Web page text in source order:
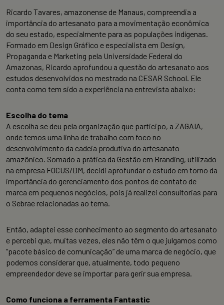
Ricardo Tavares, amazonense de Manaus, compreendia a
importância do artesanato para a movimentação econômica
do seu estado, especialmente para as populações indígenas.
Formado em Design Gráfico e especialista em Design,
Propaganda e Marketing pela Universidade Federal do
Amazonas, Ricardo aprofundou a questão do artesanato aos
estudos desenvolvidos no mestrado na CESAR School. Ele
conta como tem sido a experiência na entrevista abaixo:
Escolha do tema
A escolha se deu pela organização que participo, a ZAGAIA,
onde temos uma linha de trabalho com foco no
desenvolvimento da cadeia produtiva do artesanato
amazônico. Somado a prática da Gestão em Branding, utilizado
na empresa FOCUS/DM, decidi aprofundar o estudo em torno da
importância do gerenciamento dos pontos de contato de
marca em pequenos negócios, pois já realizei consultorias para
o Sebrae relacionadas ao tema.
Então, adaptei esse conhecimento ao segmento do artesanato
e percebi que, muitas vezes, eles não têm o que julgamos como
“pacote básico de comunicação” de uma marca de negócio, que
podemos considerar que, atualmente, todo pequeno
empreendedor deve se importar para gerir sua empresa.
Como funciona a ferramenta Fantastic